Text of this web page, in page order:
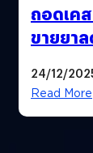
ถอดเค
ขายยา
24/12/
Read More